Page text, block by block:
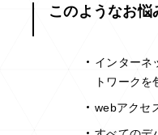
このようなお
インターネ
トワーク
webアクセ